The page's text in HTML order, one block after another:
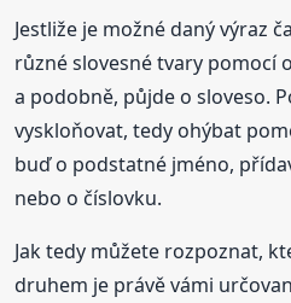
Jestliže je možné daný výraz
různé slovesné tvary pomocí
a podobně, půjde o sloveso.
vyskloňovat, tedy ohýbat
buď o podstatné jméno,
nebo o číslovku.
Jak tedy můžete rozpoznat,
druhem je právě vámi